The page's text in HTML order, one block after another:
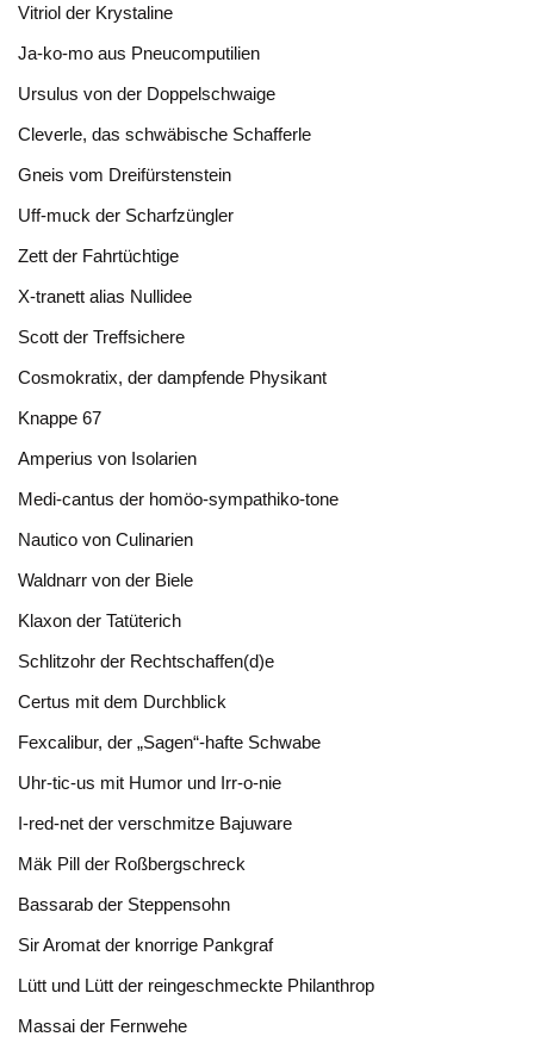
Vitriol der Krystaline
Ja-ko-mo aus Pneucomputilien
Ursulus von der Doppelschwaige
Cleverle, das schwäbische Schafferle
Gneis vom Dreifürstenstein
Uff-muck der Scharfzüngler
Zett der Fahrtüchtige
X-tranett alias Nullidee
Scott der Treffsichere
Cosmokratix, der dampfende Physikant
Knappe 67
Amperius von Isolarien
Medi-cantus der homöo-sympathiko-tone
Nautico von Culinarien
Waldnarr von der Biele
Klaxon der Tatüterich
Schlitzohr der Rechtschaffen(d)e
Certus mit dem Durchblick
Fexcalibur, der „Sagen“-hafte Schwabe
Uhr-tic-us mit Humor und Irr-o-nie
I-red-net der verschmitze Bajuware
Mäk Pill der Roßbergschreck
Bassarab der Steppensohn
Sir Aromat der knorrige Pankgraf
Lütt und Lütt der reingeschmeckte Philanthrop
Massai der Fernwehe